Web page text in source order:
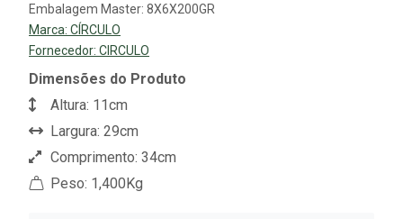
Embalagem Master: 8X6X200GR
Marca: CÍRCULO
Fornecedor: CIRCULO
Dimensões do Produto
Altura: 11cm
Largura: 29cm
Comprimento: 34cm
Peso: 1,400Kg